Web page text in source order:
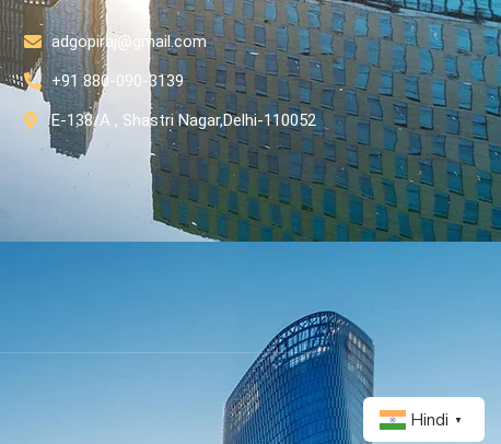
adgopiraj@gmail.com
+91 880-090-3139
E-138/A , Shastri Nagar,Delhi-110052
Hindi ▼